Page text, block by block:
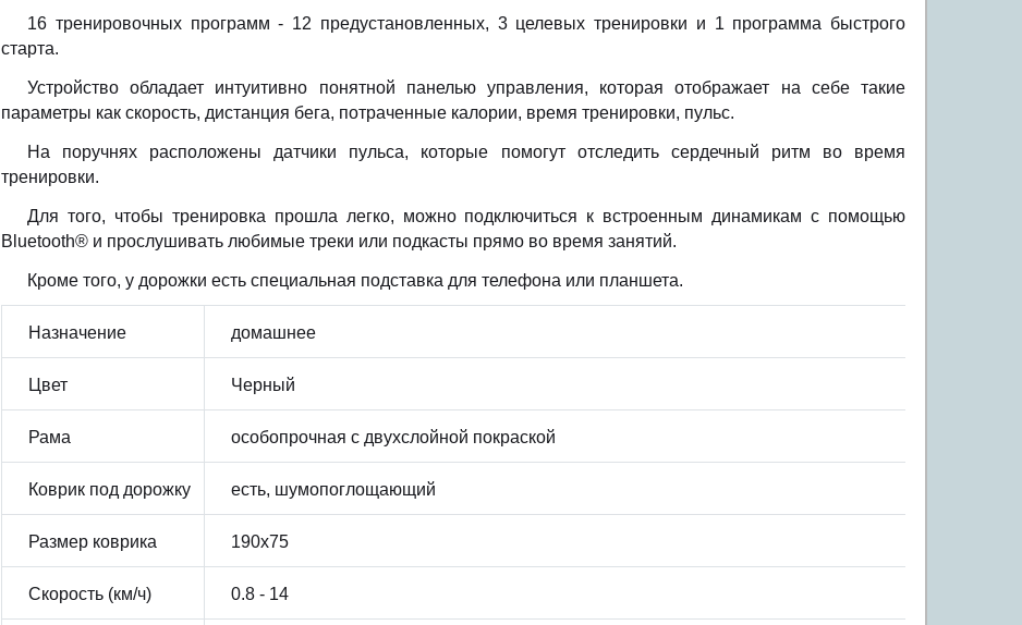
16 тренировочных программ - 12 предустановленных, 3 целевых тренировки и 1 программа быстрого
старта.
Устройство обладает интуитивно понятной панелью управления, которая отображает на себе такие
параметры как скорость, дистанция бега, потраченные калории, время тренировки, пульс.
На поручнях расположены датчики пульса, которые помогут отследить сердечный ритм во время
тренировки.
Для того, чтобы тренировка прошла легко, можно подключиться к встроенным динамикам с помощью
Bluetooth® и прослушивать любимые треки или подкасты прямо во время занятий.
Кроме того, у дорожки есть специальная подставка для телефона или планшета.
Назначение домашнее
Цвет Черный
Рама особопрочная с двухслойной покраской
Коврик под дорожку есть, шумопоглощающий
Размер коврика 190x75
Скорость (км/ч) 0.8 - 14